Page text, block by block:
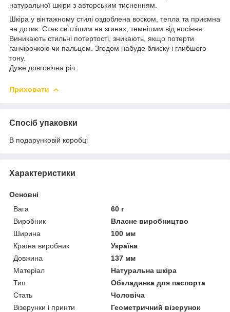
натуральної шкіри з авторським тисненням.
Шкіра у вінтажному стилі оздоблена воском, тепла та приємна
на дотик. Стає світлішим на згинах, темнішим від носіння.
Виникають стильні потертості, зникають, якщо потерти
ганчірочкою чи пальцем. Згодом набуде блиску і глибшого
тону.
Дуже довговічна річ.
Приховати
Спосіб упаковки
В подарунковій коробці
Характеристики
Основні
Вага
60 г
Виробник
Власне виробництво
Ширина
100 мм
Країна виробник
Україна
Довжина
137 мм
Матеріал
Натуральна шкіра
Тип
Обкладинка для паспорта
Стать
Чоловіча
Візерунки і принти
Геометричний візерунок